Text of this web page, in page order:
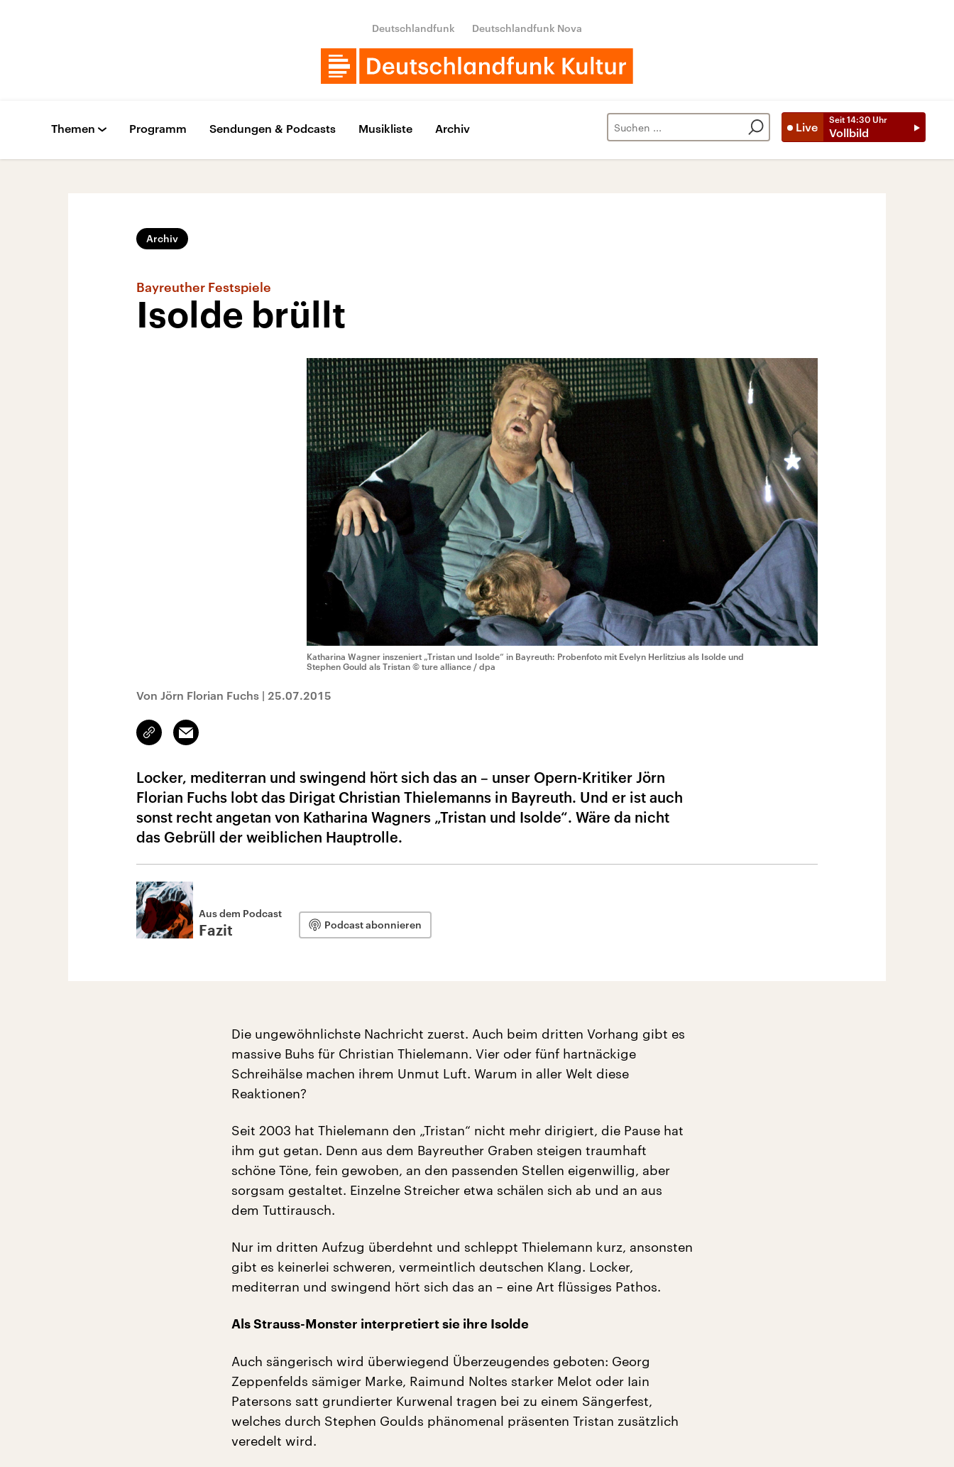
Deutschlandfunk Deutschlandfunk Nova
Live
Seit 14:30 Uhr
Vollbild
Themen Programm Sendungen & Podcasts Musikliste Archiv
Archiv
Bayreuther Festspiele
Isolde brüllt
Katharina Wagner inszeniert „Tristan und Isolde“ in Bayreuth: Probenfoto mit Evelyn Herlitzius als Isolde und
Stephen Gould als Tristan © ture alliance / dpa
Von Jörn Florian Fuchs | 25.07.2015
Link
kopieren/teilen
Email
Locker, mediterran und swingend hört sich das an – unser Opern-Kritiker Jörn
Florian Fuchs lobt das Dirigat Christian Thielemanns in Bayreuth. Und er ist auch
sonst recht angetan von Katharina Wagners „Tristan und Isolde“. Wäre da nicht
das Gebrüll der weiblichen Hauptrolle.
Aus dem Podcast
Fazit Podcast abonnieren
Die ungewöhnlichste Nachricht zuerst. Auch beim dritten Vorhang gibt es
massive Buhs für Christian Thielemann. Vier oder fünf hartnäckige
Schreihälse machen ihrem Unmut Luft. Warum in aller Welt diese
Reaktionen?
Seit 2003 hat Thielemann den „Tristan“ nicht mehr dirigiert, die Pause hat
ihm gut getan. Denn aus dem Bayreuther Graben steigen traumhaft
schöne Töne, fein gewoben, an den passenden Stellen eigenwillig, aber
sorgsam gestaltet. Einzelne Streicher etwa schälen sich ab und an aus
dem Tuttirausch.
Nur im dritten Aufzug überdehnt und schleppt Thielemann kurz, ansonsten
gibt es keinerlei schweren, vermeintlich deutschen Klang. Locker,
mediterran und swingend hört sich das an – eine Art flüssiges Pathos.
Als Strauss-Monster interpretiert sie ihre Isolde
Auch sängerisch wird überwiegend Überzeugendes geboten: Georg
Zeppenfelds sämiger Marke, Raimund Noltes starker Melot oder Iain
Patersons satt grundierter Kurwenal tragen bei zu einem Sängerfest,
welches durch Stephen Goulds phänomenal präsenten Tristan zusätzlich
veredelt wird.